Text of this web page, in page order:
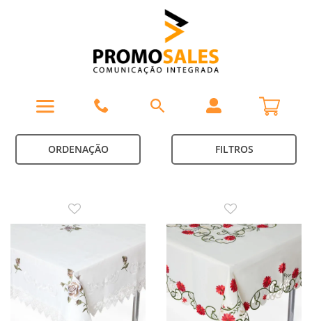
ORDENAÇÃO FILTROS